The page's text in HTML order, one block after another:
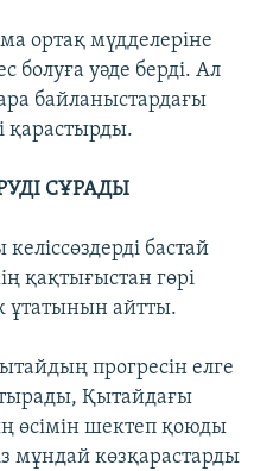
ортақ мүдделеріне
болуға уәде берді. Ал
байланыстардағы
қарастырды.
СҰРАДЫ
бастай
қақтығыстан гөрі
ұтатынын айтты.
прогресін елге
Қытайдағы
өсімін шектеп қоюды
мұндай көзқарастарды